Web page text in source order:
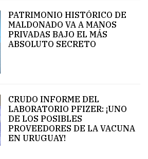
PATRIMONIO HISTÓRICO DE
MALDONADO VA A MANOS
PRIVADAS BAJO EL MÁS
ABSOLUTO SECRETO
CRUDO INFORME DEL
LABORATORIO PFIZER: ¡UNO
DE LOS POSIBLES
PROVEEDORES DE LA VACUNA
EN URUGUAY!